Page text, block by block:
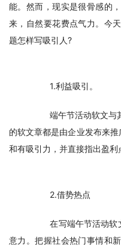
能。然而，现实是很骨感的
来，自然要花费点气力。今
题怎样写吸引人?
1.利益吸引。
端午节活动软文与其
的软文章都是由企业发布来
和有吸引力，并直接指出盈利
2.借势热点
在写端午节活动软文
意力。把握社会热门事情和